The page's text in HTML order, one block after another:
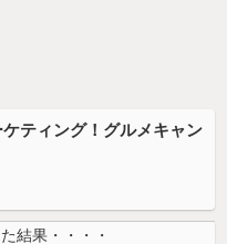
ティング！グルメキャン
結果・・・・